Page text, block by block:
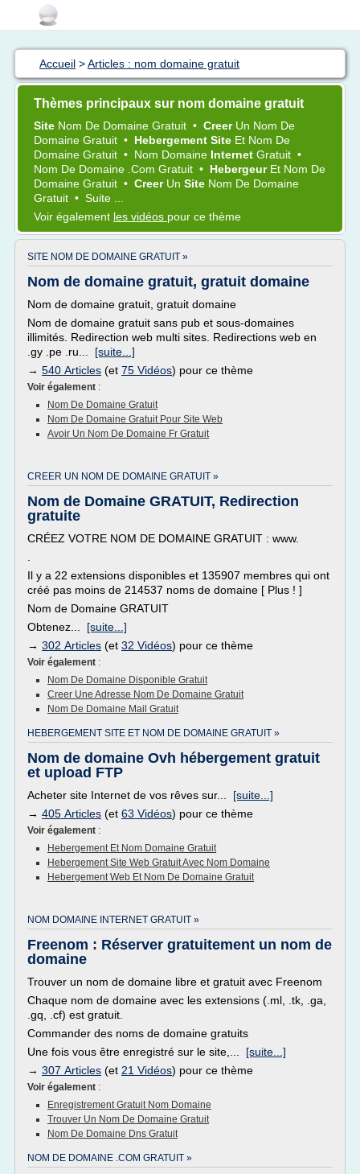
Accueil >Articles : nom domaine gratuit
Thèmes principaux sur nom domaine gratuit
Site Nom De Domaine Gratuit • Creer Un Nom De
Domaine Gratuit • Hebergement Site Et Nom De
Domaine Gratuit • Nom Domaine Internet Gratuit •
Nom De Domaine .com Gratuit • Hebergeur Et Nom De
Domaine Gratuit • Creer Un Site Nom De Domaine
Gratuit • Suite ...
Voir également les vidéos pour ce thème
SITE NOM DE DOMAINE GRATUIT »
Nom de domaine gratuit, gratuit domaine
Nom de domaine gratuit, gratuit domaine
Nom de domaine gratuit sans pub et sous-domaines
illimités. Redirection web multi sites. Redirections web en
.gy .pe .ru... [suite...]
→ 540 Articles (et 75 Vidéos) pour ce thème
Voir également :
Nom De Domaine Gratuit
Nom De Domaine Gratuit Pour Site Web
Avoir Un Nom De Domaine Fr Gratuit
CREER UN NOM DE DOMAINE GRATUIT »
Nom de Domaine GRATUIT, Redirection
gratuite
CRÉEZ VOTRE NOM DE DOMAINE GRATUIT : www.
Il y a 22 extensions disponibles et 135907 membres qui ont
créé pas moins de 214537 noms de domaine [ Plus ! ]
Nom de Domaine GRATUIT
Obtenez... [suite...]
→ 302 Articles (et 32 Vidéos) pour ce thème
Voir également :
Nom De Domaine Disponible Gratuit
Creer Une Adresse Nom De Domaine Gratuit
Nom De Domaine Mail Gratuit
HEBERGEMENT SITE ET NOM DE DOMAINE GRATUIT »
Nom de domaine Ovh hébergement gratuit
et upload FTP
Acheter site Internet de vos rêves sur... [suite...]
→ 405 Articles (et 63 Vidéos) pour ce thème
Voir également :
Hebergement Et Nom Domaine Gratuit
Hebergement Site Web Gratuit Avec Nom Domaine
Hebergement Web Et Nom De Domaine Gratuit
NOM DOMAINE INTERNET GRATUIT »
Freenom : Réserver gratuitement un nom de
domaine
Trouver un nom de domaine libre et gratuit avec Freenom
Chaque nom de domaine avec les extensions (.ml, .tk, .ga,
.gq, .cf) est gratuit.
Commander des noms de domaine gratuits
Une fois vous être enregistré sur le site,... [suite...]
→ 307 Articles (et 21 Vidéos) pour ce thème
Voir également :
Enregistrement Gratuit Nom Domaine
Trouver Un Nom De Domaine Gratuit
Nom De Domaine Dns Gratuit
NOM DE DOMAINE .COM GRATUIT »